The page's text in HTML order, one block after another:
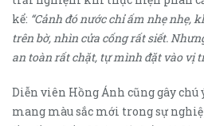
kể: “Cảnh đó nước chỉ ấm nhẹ nhẹ,
trên bờ, nhìn cửa cống rất siết.
an toàn rất chặt, tự mình đặt vào vị
Diễn viên Hồng Ánh cũng gây
mang màu sắc mới trong sự